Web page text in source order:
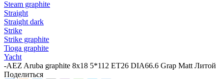
Steam graphite
Straight
Straight dark
Strike
Strike graphite
Tioga graphite
Yacht
-AEZ Aruba graphite 8x18 5*112 ET26 DIA66.6 Grap Matt Литой
Поделиться